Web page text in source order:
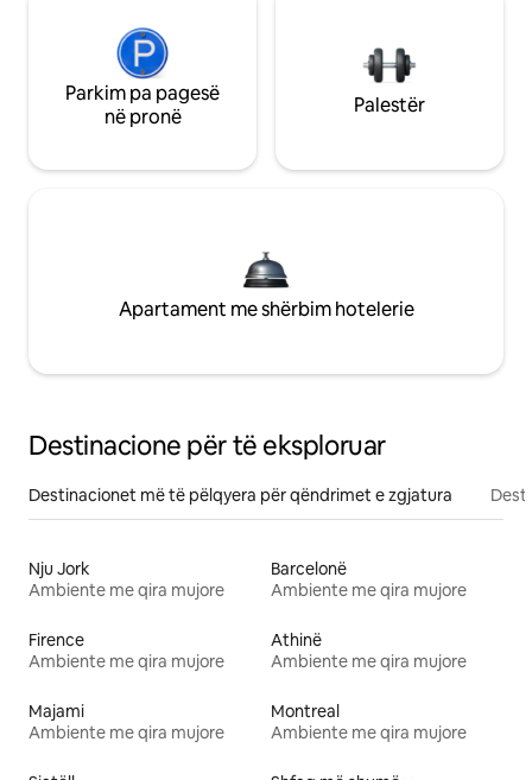
Parkim pa pagesë
në pronë
Palestër
Apartament me shërbim hotelerie
Destinacione për të eksploruar
Destinacionet më të pëlqyera për qëndrimet e zgjatura
Nju Jork
Ambiente me qira mujore
Barcelonë
Ambiente me qira mujore
Firence
Ambiente me qira mujore
Athinë
Ambiente me qira mujore
Majami
Ambiente me qira mujore
Montreal
Ambiente me qira mujore